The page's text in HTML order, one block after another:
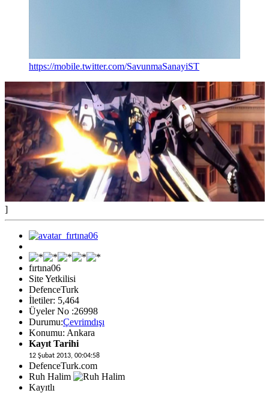
https://mobile.twitter.com/SavunmaSanayiST
]
fırtına06
Site Yetkilisi
DefenceTurk
İletiler: 5,464
Üyeler No :26998
Durumu:Çevrimdışı
Konumu: Ankara
Kayıt Tarihi
12 Şubat 2013, 00:04:58
DefenceTurk.com
Ruh Halim
Kayıtlı